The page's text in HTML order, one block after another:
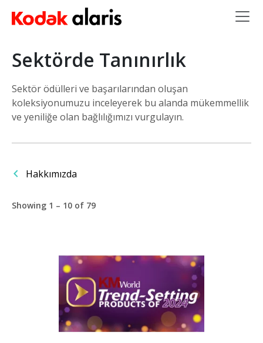
Sektörde Tanınırlık
Sektör ödülleri ve başarılarından oluşan
koleksiyonumuzu inceleyerek bu alanda mükemmellik
ve yeniliğe olan bağlılığımızı vurgulayın.
Hakkımızda
Showing 1 – 10 of 79